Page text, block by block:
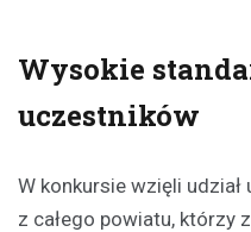
Wysokie
uczestników
W konkursie wzięli
z całego powiatu, którzy